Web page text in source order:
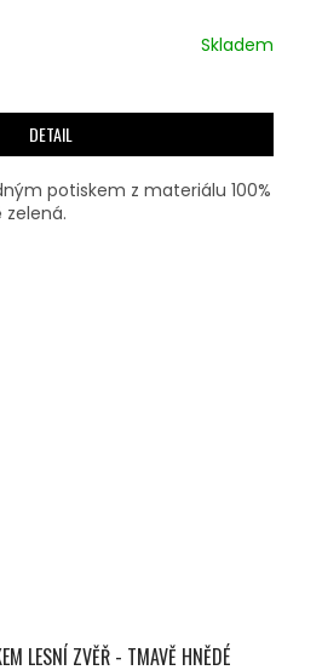
Skladem
DETAIL
potiskem z materiálu 100%
LESNÍ ZVĚŘ - TMAVĚ HNĚDÉ